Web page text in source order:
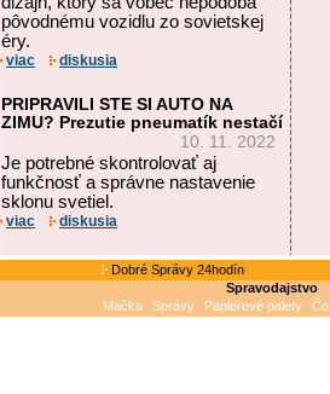
pôvodnému vozidlu zo sovietskej
éry.
viac diskusia
PRIPRAVILI STE SI AUTO NA
ZIMU? Prezutie pneumatík nestačí
10. 11. 2022
Je potrebné skontrolovať aj
funkčnosť a správne nastavenie
sklonu svetiel.
viac diskusia
Dobré Správy 24hodín
Spravodajstvo
Mačka
Správy Papierové palety